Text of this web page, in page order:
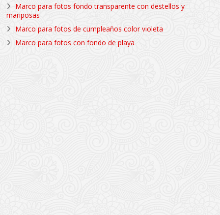
Marco para fotos fondo transparente con destellos y
mariposas
Marco para fotos de cumpleaños color violeta
Marco para fotos con fondo de playa